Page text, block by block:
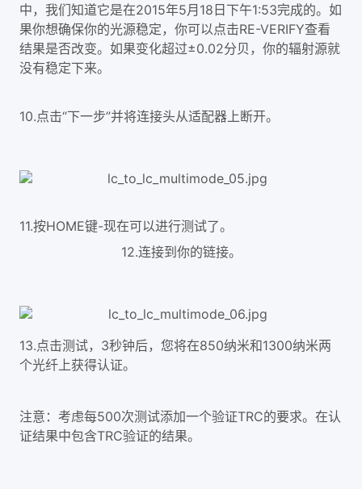
中，我们知道它是在2015年5月18日下午1:53完成的。如
果你想确保你的光源稳定，你可以点击RE-VERIFY查看
结果是否改变。如果变化超过±0.02分贝，你的辐射源就
没有稳定下来。
10.点击“下一步”并将连接头从适配器上断开。
11.按HOME键-现在可以进行测试了。
12.连接到你的链接。
13.点击测试，3秒钟后，您将在850纳米和1300纳米两
个光纤上获得认证。
注意：考虑每500次测试添加一个验证TRC的要求。在认
证结果中包含TRC验证的结果。